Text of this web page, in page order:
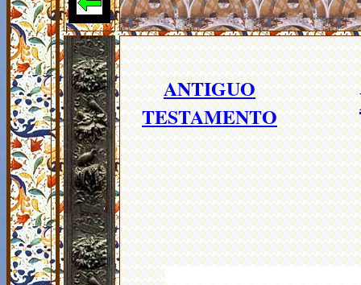
ANTIGUO
TESTAMENTO